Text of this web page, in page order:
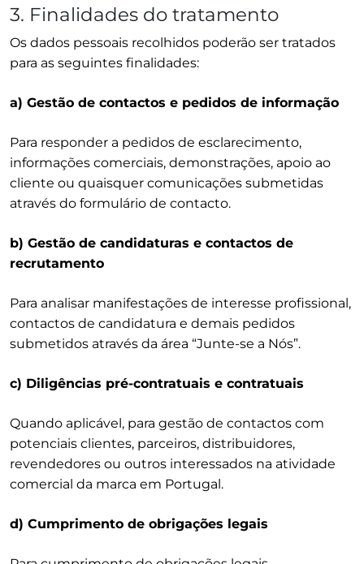
3. Finalidades do tratamento
Os dados pessoais recolhidos poderão ser tratados
para as seguintes finalidades:
a) Gestão de contactos e pedidos de informação
Para responder a pedidos de esclarecimento,
informações comerciais, demonstrações, apoio ao
cliente ou quaisquer comunicações submetidas
através do formulário de contacto.
b) Gestão de candidaturas e contactos de
recrutamento
Para analisar manifestações de interesse profissional,
contactos de candidatura e demais pedidos
submetidos através da área “Junte-se a Nós”.
c) Diligências pré-contratuais e contratuais
Quando aplicável, para gestão de contactos com
potenciais clientes, parceiros, distribuidores,
revendedores ou outros interessados na atividade
comercial da marca em Portugal.
d) Cumprimento de obrigações legais